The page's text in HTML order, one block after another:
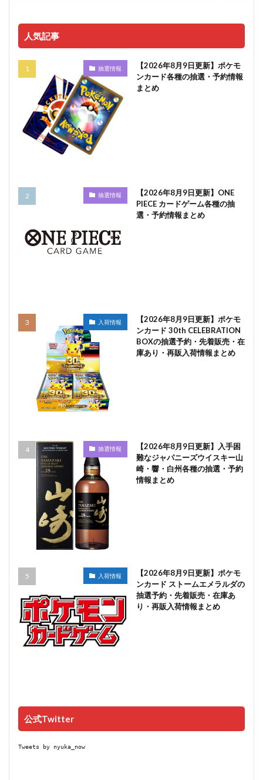
人気記事
抽選情報
【2026年8月9日更新】ポケモ
ンカード各種の抽選・予約情報
まとめ
抽選情報
【2026年8月9日更新】ONE
PIECE カードゲーム各種の抽
選・予約情報まとめ
入荷情報
【2026年8月9日更新】ポケモ
ンカード 30th CELEBRATION
BOXの抽選予約・先着販売・在
庫あり・再販入荷情報まとめ
抽選情報
【2026年8月9日更新】入手困
難なジャパニーズウイスキー山
崎・響・白州各種の抽選・予約
情報まとめ
入荷情報
【2026年8月9日更新】ポケモ
ンカード ストームエメラルダの
抽選予約・先着販売・在庫あ
り・再販入荷情報まとめ
公式Twitter
Tweets by nyuka_now